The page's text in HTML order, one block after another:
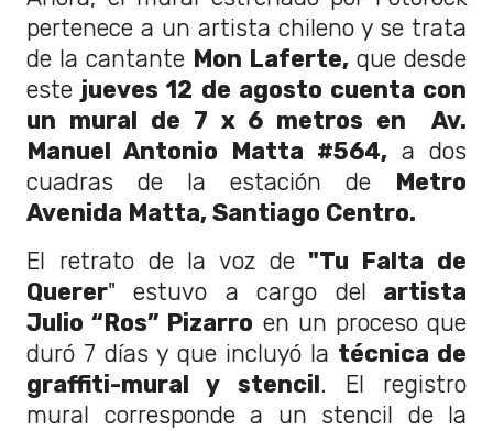
pertenece a un artista chileno y se trata
de la cantante Mon Laferte,que desde
este jueves 12 de agosto cuenta con
un mural de 7 x 6 metros en Av.
Manuel Antonio Matta #564, a dos
cuadras de la estación de Metro
Avenida Matta, Santiago Centro.
El retrato de la voz de"Tu Falta de
Querer" estuvo a cargo del artista
Julio “Ros” Pizarro en un proceso que
duró 7 días y que incluyó la técnica de
graffiti-mural y stencil. El registro
mural corresponde a un stencil de la